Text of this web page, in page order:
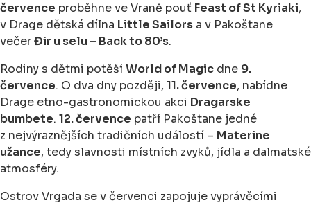
července proběhne ve Vraně pouť Feast of St Kyriaki,
v Drage dětská dílna Little Sailors a v Pakoštane
večerĐir u selu – Back to 80’s.
Rodiny s dětmi potěšíWorld of Magic dne 9.
července. O dva dny později, 11. července, nabídne
Drage etno-gastronomickou akci Dragarske
bumbete. 12. července patří Pakoštane jedné
z nejvýraznějších tradičních událostí – Materine
užance, tedy slavnosti místních zvyků, jídla a dalmatské
atmosféry.
Ostrov Vrgada se v červenci zapojuje vyprávěcími